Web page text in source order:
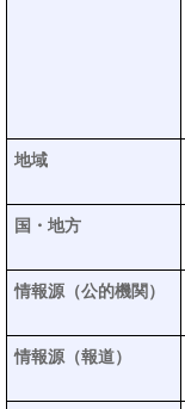
地域
国・地方
情報源（公的機関）
情報源（報道）